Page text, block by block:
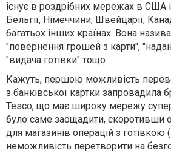
існує в роздрібних мережах в США і
Бельгії, Німеччини, Швейцарії,
багатьох інших країнах. Вона
"повернення грошей з карти",
"видача готівки" тощо.
Кажуть, першою можливість
з банківської картки запровадила
Tesco, що має широку мережу
було саме заощадити, скоротивши
для магазинів операцій з готівкою
неможливість перетворити на